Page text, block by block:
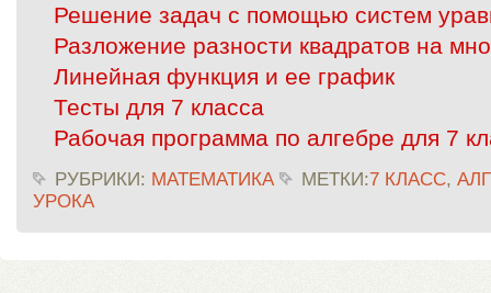
Решение задач с помощью систем
Разложение разности квадратов на
Линейная функция и ее график
Тесты для 7 класса
Рабочая программа по алгебре для 7
РУБРИКИ: МАТЕМАТИКА МЕТКИ:7 КЛАСС,
УРОКА